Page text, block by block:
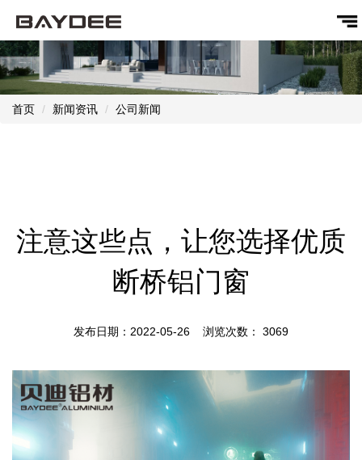
首页 新闻资讯 公司新闻
注意这些点，让您选择优质
断桥铝门窗
发布日期：2022-05-26 浏览次数： 3069